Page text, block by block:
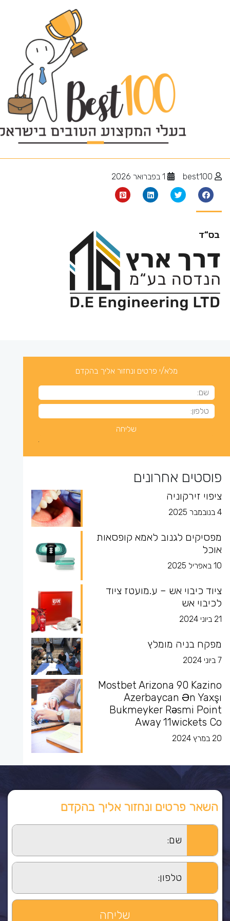
יועץ אינסטלציה
מלא/י פרטים ונחזור אליך בהקדם
פוסטים אחרונים
ציפוי זירקוניה
4 בנובמבר 2025
מפסיקים לגנוב לאמא קופסאות
אוכל
10 באפריל 2025
ציוד כיבוי אש – ע.מועטז ציוד
לכיבוי אש
21 ביוני 2024
מפקח בניה מומלץ
7 ביוני 2024
Mostbet Arizona 90 Kazino
Azerbaycan Ən Yaxşı
Bukmeyker Rəsmi Point
Away 11wickets Co
20 במרץ 2024
השאר פרטים ונחזור אליך בהקדם